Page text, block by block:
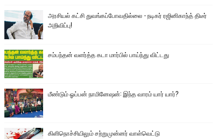
அரசியல் கட்சி துவங்கப்போவதில்லை - நடிகர் ரஜினிகாந்த் திடீர்
அறிவிப்பு!
சம்பந்தன் வளர்த்த கடா மார்பில் பாய்ந்து விட்டது
மீண்டும் ஓப்பன் நாமினேஷன்: இந்த வாரம் யார் யார்?
கிளிநொச்சியிலும் சற்றுமுன்னர் வாள்வெட்டு